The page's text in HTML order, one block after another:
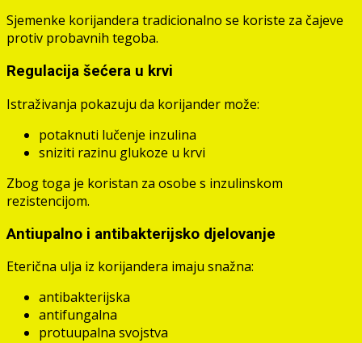
Sjemenke korijandera tradicionalno se koriste za čajeve
protiv probavnih tegoba.
Regulacija šećera u krvi
Istraživanja pokazuju da korijander može:
potaknuti lučenje inzulina
sniziti razinu glukoze u krvi
Zbog toga je koristan za osobe s inzulinskom
rezistencijom.
Antiupalno i antibakterijsko djelovanje
Eterična ulja iz korijandera imaju snažna:
antibakterijska
antifungalna
protuupalna svojstva